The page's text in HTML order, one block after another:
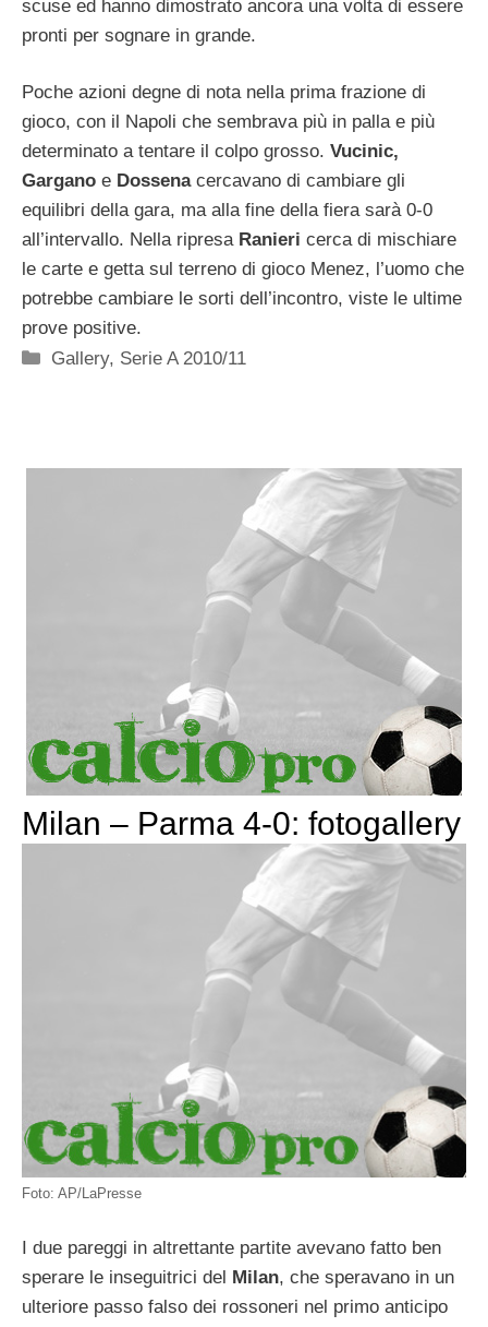
scuse ed hanno dimostrato ancora una volta di essere
pronti per sognare in grande.
Poche azioni degne di nota nella prima frazione di
gioco, con il Napoli che sembrava più in palla e più
determinato a tentare il colpo grosso. Vucinic,
Gargano e Dossenacercavano di cambiare gli
equilibri della gara, ma alla fine della fiera sarà 0-0
all’intervallo. Nella ripresa Ranieri cerca di mischiare
le carte e getta sul terreno di gioco Menez, l’uomo che
potrebbe cambiare le sorti dell’incontro, viste le ultime
prove positive.
Categorie
Gallery, Serie A 2010/11
Milan – Parma 4-0: fotogallery
Foto: AP/LaPresse
I due pareggi in altrettante partite avevano fatto ben
sperare le inseguitrici del Milan, che speravano in un
ulteriore passo falso dei rossoneri nel primo anticipo